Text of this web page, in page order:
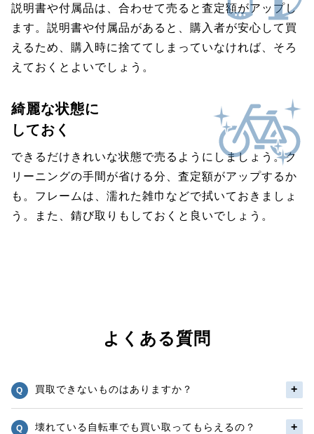
説明書や付属品は、合わせて売ると査定額がアップし
ます。説明書や付属品があると、購入者が安心して買
えるため、購入時に捨ててしまっていなければ、そろ
えておくとよいでしょう。
綺麗な状態に
しておく
できるだけきれいな状態で売るようにしましょう。ク
リーニングの手間が省ける分、査定額がアップするか
も。フレームは、濡れた雑巾などで拭いておきましょ
う。また、錆び取りもしておくと良いでしょう。
よくある質問
買取できないものはありますか？
壊れている自転車でも買い取ってもらえるの？